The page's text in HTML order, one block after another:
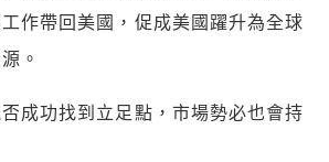
作帶回美國，促成美國躍升為全球
。
成功找到立足點，市場勢必也會持